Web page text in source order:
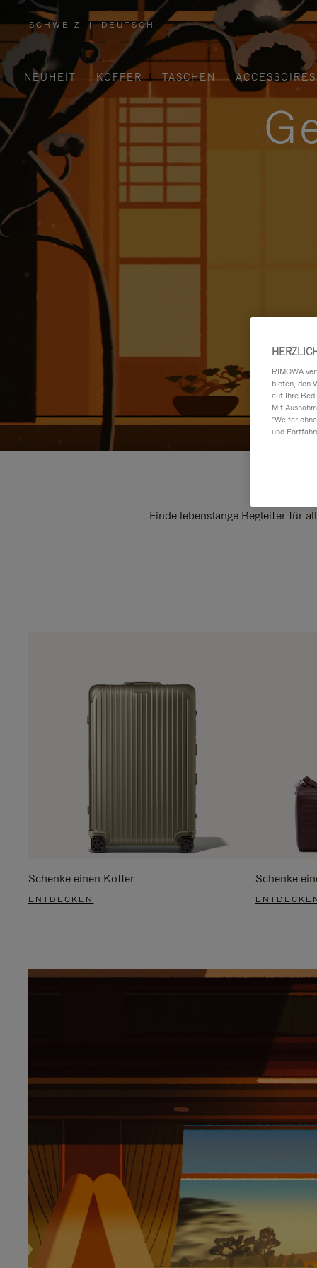
SCHWEIZ
,
WÄHLEN
IHRE
REGION
AUS
| DEUTSCH
NEUHEIT KOFFER TASCHEN ACCESSOIRES
Finde lebenslange Begleiter für
Schenke einen Koffer
ENTDECKEN
Schenke
RIMOWA
bieten, den
auf Ihre
Mit
"Weiter
und